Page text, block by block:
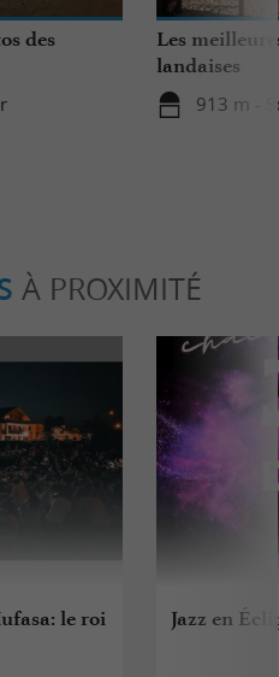
des
Les
landaises
913 m -
À PROXIMITÉ
le roi
Jazz en